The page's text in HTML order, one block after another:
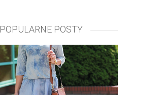
POPULARNE POSTY